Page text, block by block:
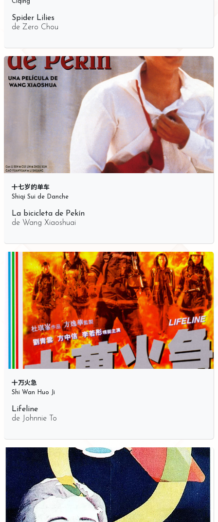
Spider Lilies
de Zero Chou
十七岁的单车
Shiqi Sui de Danche
La bicicleta de Pekín
de Wang Xiaoshuai
十万火急
Shi Wan Huo Ji
Lifeline
de
Johnnie To